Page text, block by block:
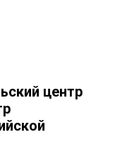
центр